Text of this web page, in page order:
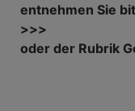
entnehmen Sie
>>>
oder der Rubrik